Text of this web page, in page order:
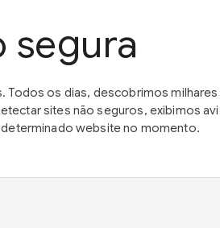
segura
Todos os dias, descobrimos
sites não seguros, exibimos
website no momento.